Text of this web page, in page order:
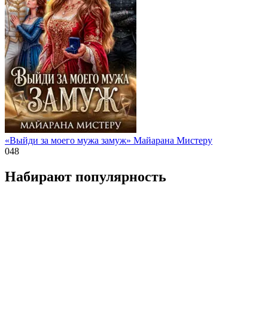
«Выйди за моего мужа замуж» Майарана Мистеру
048
Набирают популярность